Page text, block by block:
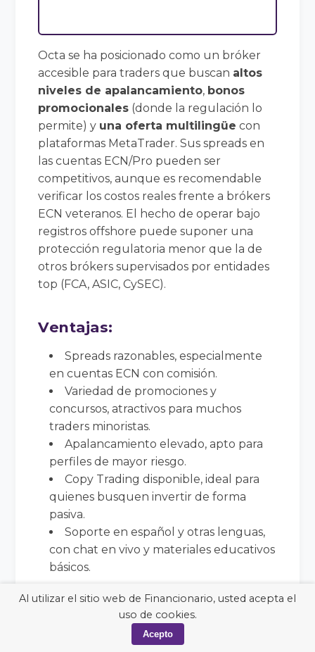
Octa se ha posicionado como un bróker
accesible para traders que buscan altos
niveles de apalancamiento, bonos
promocionales (donde la regulación lo
permite) y una oferta multilingüe con
plataformas MetaTrader. Sus spreads en
las cuentas ECN/Pro pueden ser
competitivos, aunque es recomendable
verificar los costos reales frente a brókers
ECN veteranos. El hecho de operar bajo
registros offshore puede suponer una
protección regulatoria menor que la de
otros brókers supervisados por entidades
top (FCA, ASIC, CySEC).
Ventajas:
Spreads razonables, especialmente
en cuentas ECN con comisión.
Variedad de promociones y
concursos, atractivos para muchos
traders minoristas.
Apalancamiento elevado, apto para
perfiles de mayor riesgo.
Copy Trading disponible, ideal para
quienes busquen invertir de forma
pasiva.
Soporte en español y otras lenguas,
con chat en vivo y materiales educativos
básicos.
Desventajas :
Regulación offshore, con menor
Al utilizar el sitio web de Financionario, usted acepta el
uso de cookies.
Acepto